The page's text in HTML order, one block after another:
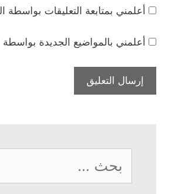
أعلمني بمتابعة التعليقات بواسطة
أعلمني بالمواضيع الجديدة بواسطة
عن: